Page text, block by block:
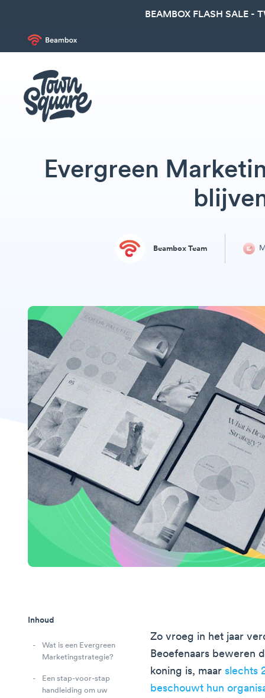
BEAMBOX FLASH SALE -
Evergreen
Beambox Team
Inhoud
Wat is een Evergreen
Marketingstrategie?
Een stap-voor-stap
handleiding om uw
Zo vroeg in het jaar
Beoefenaars beweren
koning is, maarslechts
beschouwt hun